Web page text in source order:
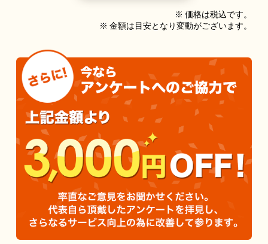
※ 価格は税込です。
※ 金額は目安となり変動がございます。